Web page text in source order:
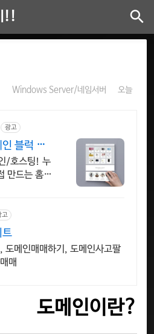
!!
Windows Server/네임서버 오늘
광고
블럭 쌓
/호스팅! 누
만드는 홈페
고
트
도메인매매하기, 도메인사고팔
매
도메인이란?